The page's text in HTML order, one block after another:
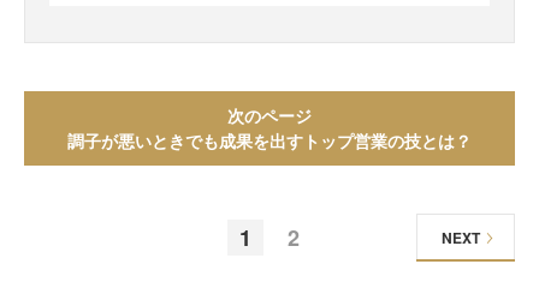
次のページ
調子が悪いときでも成果を出すトップ営業の技とは？
1 2 NEXT